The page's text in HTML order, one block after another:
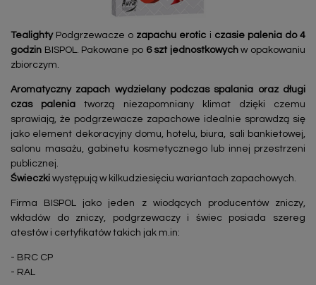
TealightyPodgrzewacze o zapachu erotic i czasie palenia do 4
godzin BISPOL. Pakowane po 6 szt jednostkowychw opakowaniu
zbiorczym.
Aromatyczny zapach wydzielany podczas spalania oraz długi
czas palenia tworzą niezapomniany klimat dzięki czemu
sprawiają, że podgrzewacze zapachowe idealnie sprawdzą się
jako element dekoracyjny domu, hotelu, biura, sali bankietowej,
salonu masażu, gabinetu kosmetycznego lub innej przestrzeni
publicznej.
Świeczki występują w kilkudziesięciu wariantach zapachowych.
Firma BISPOL jako jeden z wiodących producentów zniczy,
wkładów do zniczy, podgrzewaczy i świec posiada szereg
atestów i certyfikatów takich jak m.in:
- BRC CP
- RAL